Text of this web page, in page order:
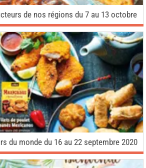
de nos régions du 7 au 13 octobre
du monde du 16 au 22 septembre 2020